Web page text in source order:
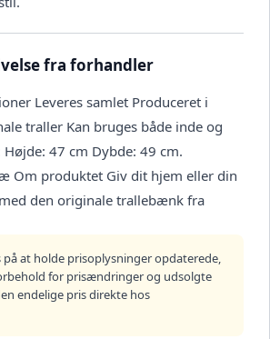
fra forhandler
Leveres samlet Produceret i
traller Kan bruges både inde og
47 cm Dybde: 49 cm.
Om produktet Giv dit hjem eller din
den originale trallebænk fra
på at holde prisoplysninger opdaterede,
for prisændringer og udsolgte
endelige pris direkte hos